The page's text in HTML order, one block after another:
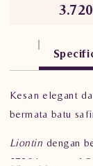
Kesan elegant
bermata batu
Liontin dengan
3.720 karat asal